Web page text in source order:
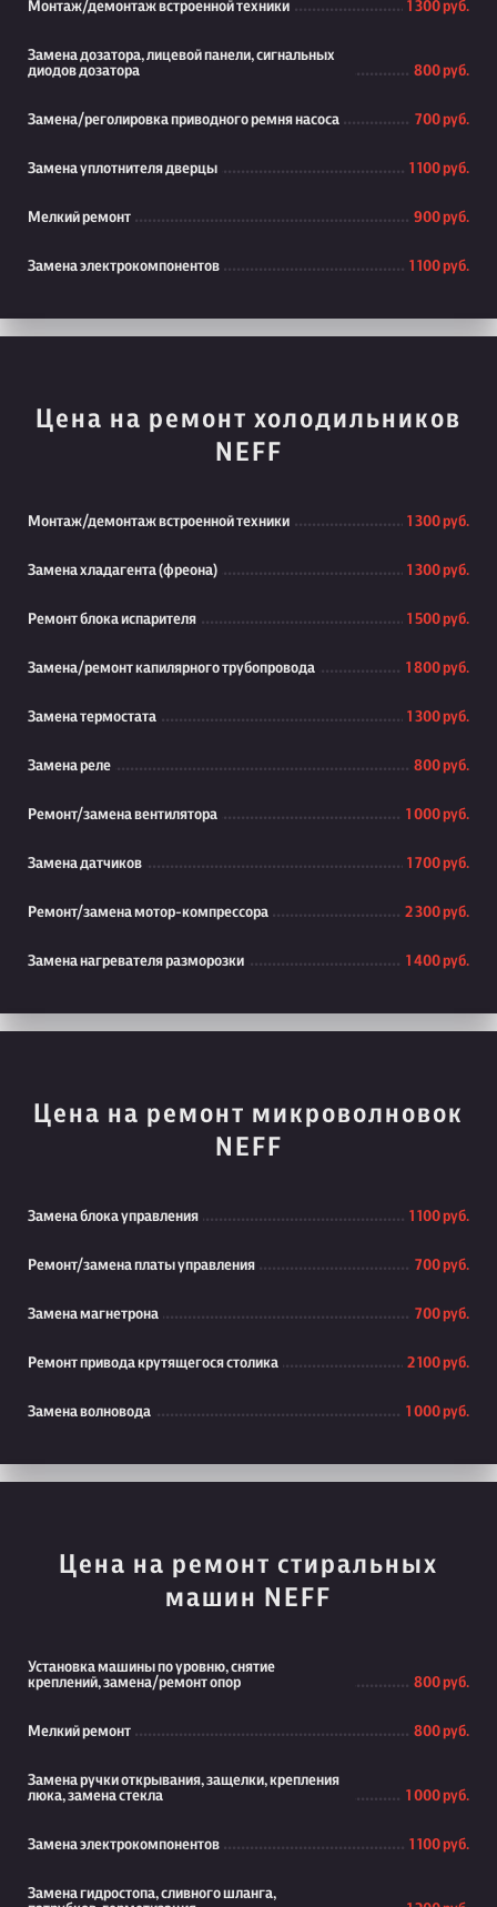
Монтаж/демонтаж встроенной техники 1 300 руб.
Замена дозатора, лицевой панели, сигнальных
диодов дозатора
800 руб.
Замена/реголировка приводного ремня насоса 700 руб.
Замена уплотнителя дверцы 1 100 руб.
Мелкий ремонт 900 руб.
Замена электрокомпонентов 1 100 руб.
Цена на ремонт холодильников
NEFF
Монтаж/демонтаж встроенной техники 1 300 руб.
Замена хладагента (фреона) 1 300 руб.
Ремонт блока испарителя 1 500 руб.
Замена/ремонт капилярного трубопровода 1 800 руб.
Замена термостата 1 300 руб.
Замена реле 800 руб.
Ремонт/замена вентилятора 1 000 руб.
Замена датчиков 1 700 руб.
Ремонт/замена мотор-компрессора 2 300 руб.
Замена нагревателя разморозки 1 400 руб.
Цена на ремонт микроволновок
NEFF
Замена блока управления 1 100 руб.
Ремонт/замена платы управления 700 руб.
Замена магнетрона 700 руб.
Ремонт привода крутящегося столика 2 100 руб.
Замена волновода 1 000 руб.
Цена на ремонт стиральных
машин NEFF
Установка машины по уровню, снятие
креплений, замена/ремонт опор
800 руб.
Мелкий ремонт 800 руб.
Замена ручки открывания, защелки, крепления
люка, замена стекла
1 000 руб.
Замена электрокомпонентов 1 100 руб.
Замена гидростопа, сливного шланга,